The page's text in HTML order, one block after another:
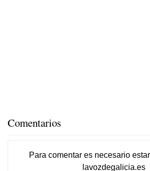
Comentarios
Para comentar es necesario
lavozdegalicia.es